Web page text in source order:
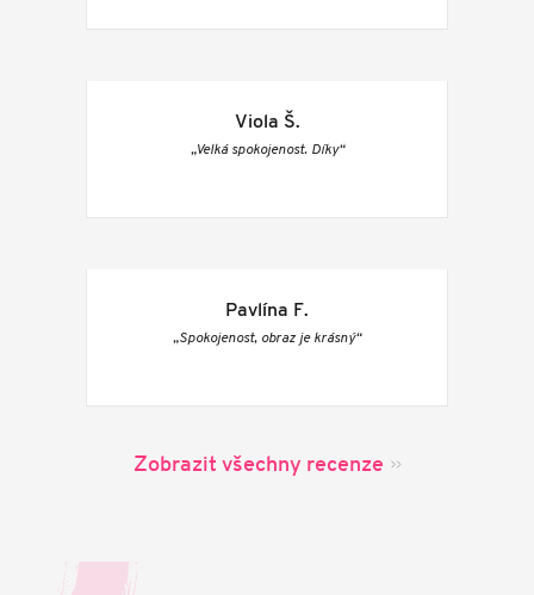
Viola Š.
„Velká spokojenost. Díky“
Pavlína F.
„Spokojenost, obraz je krásný“
Zobrazit všechny recenze